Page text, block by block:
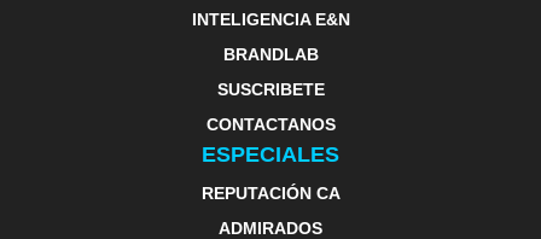
INTELIGENCIA E&N
BRANDLAB
SUSCRIBETE
CONTACTANOS
ESPECIALES
REPUTACIÓN CA
ADMIRADOS